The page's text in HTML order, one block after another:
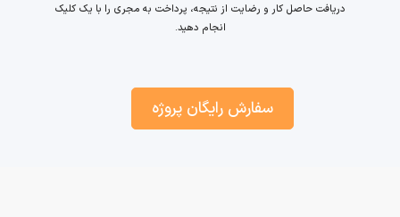
دریافت حاصل کار و رضایت از نتیجه، پرداخت به مجری را با یک کلیک
انجام دهید.
سفارش رایگان پروژه